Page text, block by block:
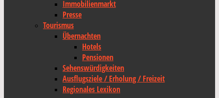
Immobilienmarkt
Presse
Tourismus
Übernachten
Hotels
Pensionen
Sehenswürdigkeiten
Ausflugsziele / Erholung / Freizeit
Regionales Lexikon